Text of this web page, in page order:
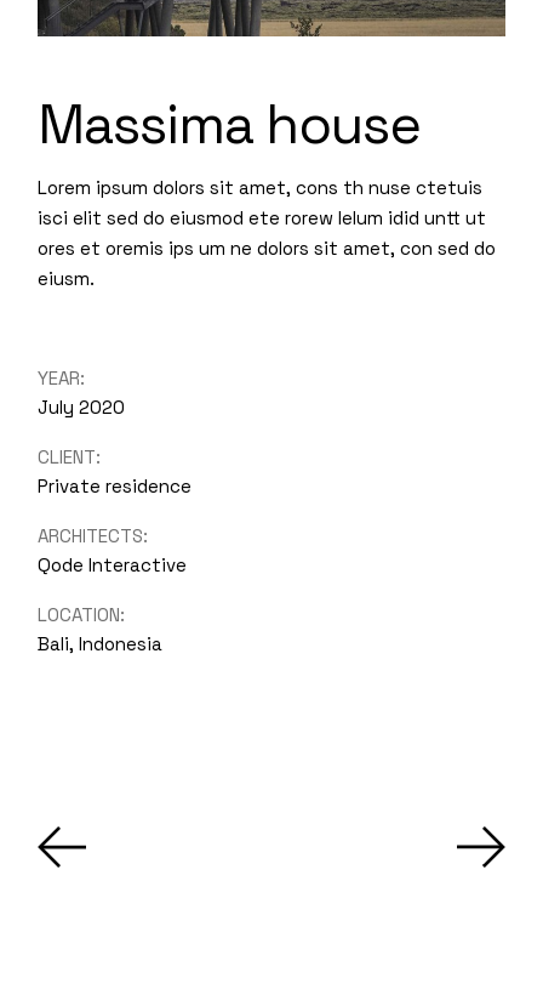
Massima house
Lorem ipsum dolors sit amet, cons th nuse ctetuis
isci elit sed do eiusmod ete rorew lelum idid untt ut
ores et oremis ips um ne dolors sit amet, con sed do
eiusm.
YEAR:
July 2020
CLIENT:
Private residence
ARCHITECTS:
Qode Interactive
LOCATION:
Bali, Indonesia